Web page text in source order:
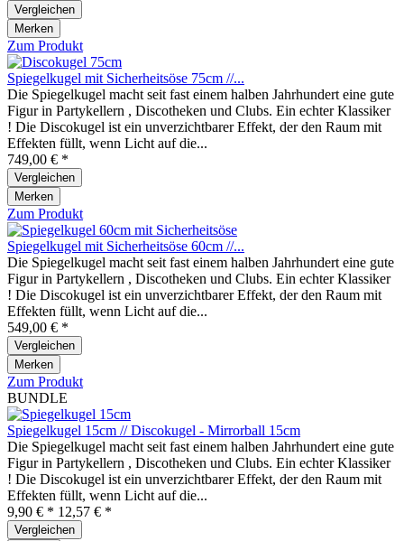
Vergleichen
Merken
Zum Produkt
Spiegelkugel mit Sicherheitsöse 75cm //...
Die Spiegelkugel macht seit fast einem halben Jahrhundert eine gute
Figur in Partykellern , Discotheken und Clubs. Ein echter Klassiker
! Die Discokugel ist ein unverzichtbarer Effekt, der den Raum mit
Effekten füllt, wenn Licht auf die...
749,00 € *
Vergleichen
Merken
Zum Produkt
Spiegelkugel mit Sicherheitsöse 60cm //...
Die Spiegelkugel macht seit fast einem halben Jahrhundert eine gute
Figur in Partykellern , Discotheken und Clubs. Ein echter Klassiker
! Die Discokugel ist ein unverzichtbarer Effekt, der den Raum mit
Effekten füllt, wenn Licht auf die...
549,00 € *
Vergleichen
Merken
Zum Produkt
BUNDLE
Spiegelkugel 15cm // Discokugel - Mirrorball 15cm
Die Spiegelkugel macht seit fast einem halben Jahrhundert eine gute
Figur in Partykellern , Discotheken und Clubs. Ein echter Klassiker
! Die Discokugel ist ein unverzichtbarer Effekt, der den Raum mit
Effekten füllt, wenn Licht auf die...
9,90 € * 12,57 € *
Vergleichen